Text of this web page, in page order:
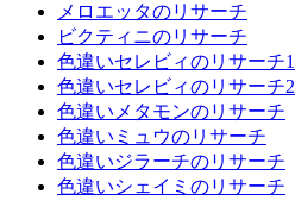
メロエッタのリサーチ
ビクティニのリサーチ
色違いセレビィのリサーチ1
色違いセレビィのリサーチ2
色違いメタモンのリサーチ
色違いミュウのリサーチ
色違いジラーチのリサーチ
色違いシェイミのリサーチ